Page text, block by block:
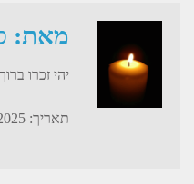
מאת:
יהי זכרו
תאריך: 27/08/2025